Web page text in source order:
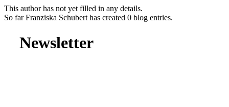
This author has not yet filled in any details.
So far Franziska Schubert has created 0 blog entries.
Newsletter